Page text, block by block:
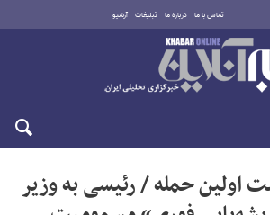
تماس با ما درباره ما تبلیغات آرشیو
۱۸ مرداد ۱۴۰۵
اولین حمله / رئیسی به وزیر